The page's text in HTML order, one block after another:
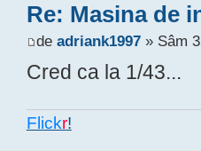
Re: Masina de
de adriank1997» Sâm
Cred ca la 1/43...
Flickr!